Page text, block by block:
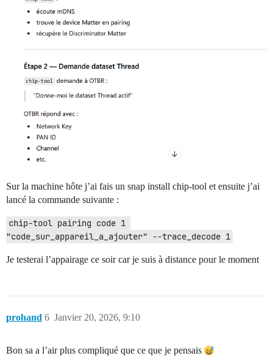
Sur la machine hôte j’ai fais un snap install chip-tool et ensuite j’ai
lancé la commande suivante :
chip-tool pairing code 1
"code_sur_appareil_a_ajouter" --trace_decode 1
Je testerai l’appairage ce soir car je suis à distance pour le moment
prohand Janvier 20, 2026, 9:10
6
Bon sa a l’air plus compliqué que ce que je pensais